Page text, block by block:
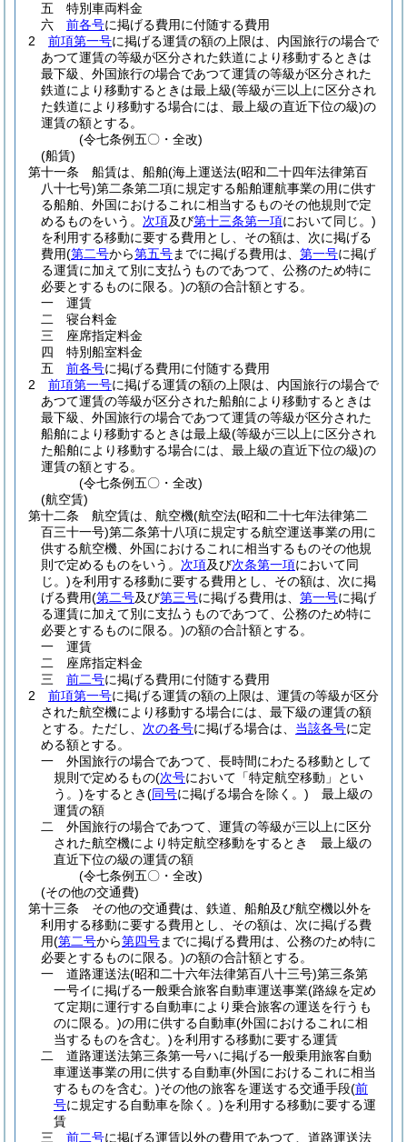
五
特別車両料金
六
前各号に掲げる費用に付随する費用
2
前項第一号に掲げる運賃の額の上限は、内国旅行の場合で
あつて運賃の等級が区分された鉄道により移動するときは
最下級、外国旅行の場合であつて運賃の等級が区分された
鉄道により移動するときは最上級(等級が三以上に区分され
た鉄道により移動する場合には、最上級の直近下位の級)の
運賃の額とする。
(令七条例五〇・全改)
(船賃)
第十一条
船賃は、船舶(海上運送法(昭和二十四年法律第百
八十七号)第二条第二項に規定する船舶運航事業の用に供す
る船舶、外国におけるこれに相当するものその他規則で定
めるものをいう。 次項及び第十三条第一項において同じ。)
を利用する移動に要する費用とし、その額は、次に掲げる
費用(第二号から第五号までに掲げる費用は、 第一号に掲げ
る運賃に加えて別に支払うものであつて、公務のため特に
必要とするものに限る。)の額の合計額とする。
一
運賃
二
寝台料金
三
座席指定料金
四
特別船室料金
五
前各号に掲げる費用に付随する費用
2
前項第一号に掲げる運賃の額の上限は、内国旅行の場合で
あつて運賃の等級が区分された船舶により移動するときは
最下級、外国旅行の場合であつて運賃の等級が区分された
船舶により移動するときは最上級(等級が三以上に区分され
た船舶により移動する場合には、最上級の直近下位の級)の
運賃の額とする。
(令七条例五〇・全改)
(航空賃)
第十二条
航空賃は、航空機(航空法(昭和二十七年法律第二
百三十一号)第二条第十八項に規定する航空運送事業の用に
供する航空機、外国におけるこれに相当するものその他規
則で定めるものをいう。 次項及び次条第一項において同
じ。)を利用する移動に要する費用とし、その額は、次に掲
げる費用(第二号及び第三号に掲げる費用は、 第一号に掲げ
る運賃に加えて別に支払うものであつて、公務のため特に
必要とするものに限る。)の額の合計額とする。
一
運賃
二
座席指定料金
三
前二号に掲げる費用に付随する費用
2
前項第一号に掲げる運賃の額の上限は、運賃の等級が区分
された航空機により移動する場合には、最下級の運賃の額
とする。 ただし、 次の各号に掲げる場合は、 当該各号に定
める額とする。
一
外国旅行の場合であつて、長時間にわたる移動として
規則で定めるもの(次号において「特定航空移動」とい
う。)をするとき(同号に掲げる場合を除く。) 最上級の
運賃の額
二
外国旅行の場合であつて、運賃の等級が三以上に区分
された航空機により特定航空移動をするとき 最上級の
直近下位の級の運賃の額
(令七条例五〇・全改)
(その他の交通費)
第十三条
その他の交通費は、鉄道、船舶及び航空機以外を
利用する移動に要する費用とし、その額は、次に掲げる費
用(第二号から第四号までに掲げる費用は、公務のため特に
必要とするものに限る。)の額の合計額とする。
一
道路運送法(昭和二十六年法律第百八十三号)第三条第
一号イに掲げる一般乗合旅客自動車運送事業(路線を定め
て定期に運行する自動車により乗合旅客の運送を行うも
のに限る。)の用に供する自動車(外国におけるこれに相
当するものを含む。)を利用する移動に要する運賃
二
道路運送法第三条第一号ハに掲げる一般乗用旅客自動
車運送事業の用に供する自動車(外国におけるこれに相当
するものを含む。)その他の旅客を運送する交通手段(前
号に規定する自動車を除く。)を利用する移動に要する運
賃
三
前二号に掲げる運賃以外の費用であつて、道路運送法